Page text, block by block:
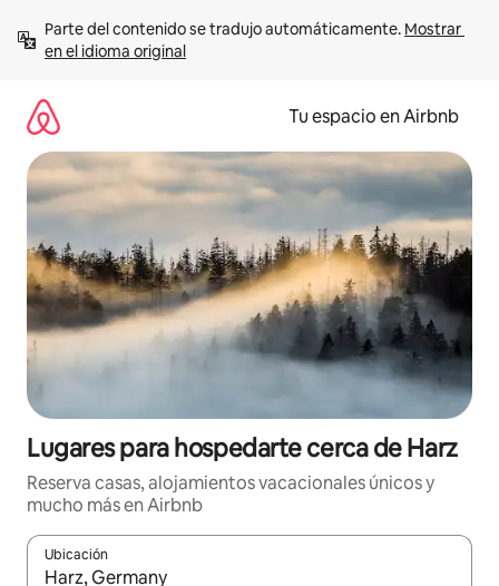
contenido
Parte del contenido se tradujo automáticamente. Mostrar
en el idioma original
Tu espacio en Airbnb
Lugares para hospedarte cerca de Harz
Reserva casas, alojamientos vacacionales únicos y
mucho más en Airbnb
Ubicación
Cuando los resultados estén disponibles, podrás navegar